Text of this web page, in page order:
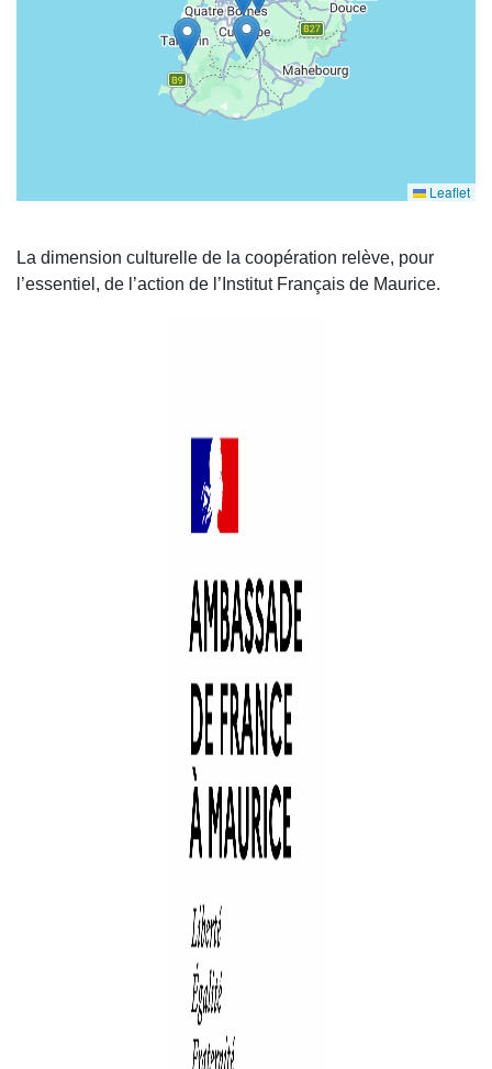
Leaflet
La dimension culturelle de la coopération relève, pour
l’essentiel, de l’action de l’Institut Français de Maurice.